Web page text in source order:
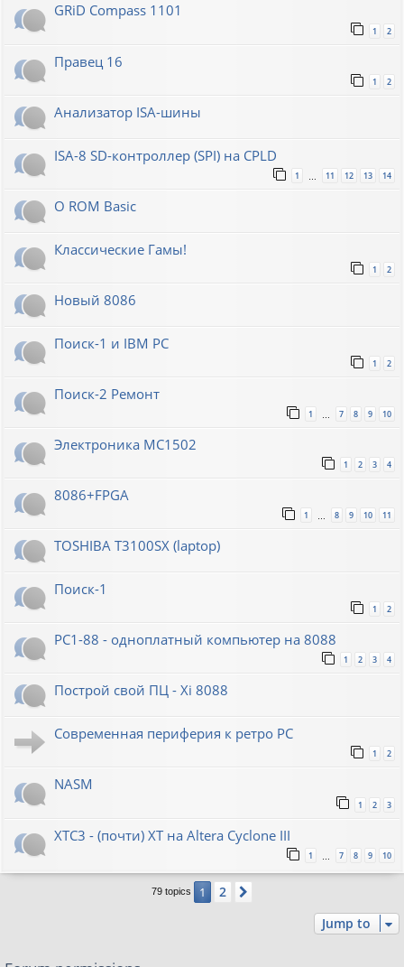
GRiD Compass 1101
1 2
Правец 16
1 2
Анализатор ISA-шины
ISA-8 SD-контроллер (SPI) на CPLD
1 11 12 13 14
О ROM Basic
Классические Гамы!
1 2
Новый 8086
Поиск-1 и IBM PC
1 2
Поиск-2 Ремонт
1 7 8 9 10
Электроника МС1502
1 2 3 4
8086+FPGA
1 … 8 9 10 11
TOSHIBA T3100SX (laptop)
Поиск-1
1 2
PC1-88 - одноплатный компьютер на 8088
1 2 3 4
Построй свой ПЦ - Xi 8088
Современная периферия к ретро PC
1 2
NASM
1 2 3
XTC3 - (почти) XT на Altera Cyclone III
1 7 8 9 10
79 topics 1 2
Jump to